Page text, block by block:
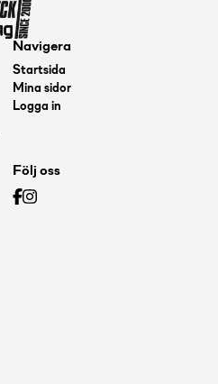
Navigera
Startsida
Mina sidor
Logga in
Följ oss